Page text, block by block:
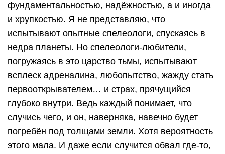
фундаментальностью, надёжностью, а и иногда
и хрупкостью. Я не представляю, что
испытывают опытные спелеологи, спускаясь в
недра планеты. Но спелеологи-любители,
погружаясь в это царство тьмы, испытывают
всплеск адреналина, любопытство, жажду стать
первооткрывателем… и страх, прячущийся
глубоко внутри. Ведь каждый понимает, что
случись чего, и он, наверняка, навечно будет
погребён под толщами земли. Хотя вероятность
этого мала. И даже если случится обвал где-то,